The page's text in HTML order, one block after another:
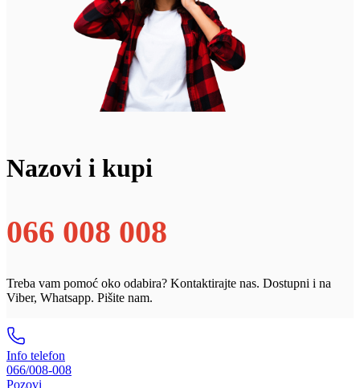
Nazovi i kupi
066 008 008
Treba vam pomoć oko odabira? Kontaktirajte nas. Dostupni i na
Viber, Whatsapp. Pišite nam.
Info telefon
066/008-008
Pozovi